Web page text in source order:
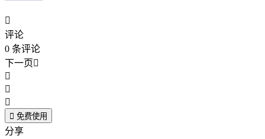

评论
0 条评论
下一页



 免费使用
分享